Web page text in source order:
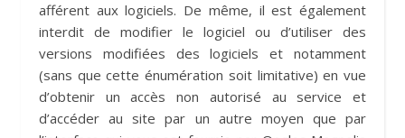
afférent aux logiciels. De même, il est également
interdit de modifier le logiciel ou d’utiliser des
versions modifiées des logiciels et notamment
(sans que cette énumération soit limitative) en vue
d’obtenir un accès non autorisé au service et
d’accéder au site par un autre moyen que par